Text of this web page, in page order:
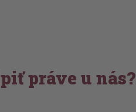
práve u nás?